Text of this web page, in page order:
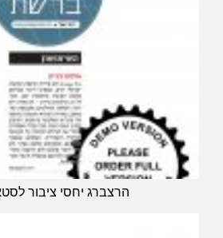
הרצברג יחסי ציבור